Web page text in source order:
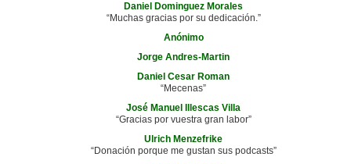
Daniel Dominguez Morales
“Muchas gracias por su dedicación.”
Anónimo
Jorge Andres-Martin
Daniel Cesar Roman
“Mecenas”
José Manuel Illescas Villa
“Gracias por vuestra gran labor”
Ulrich Menzefrike
“Donación porque me gustan sus podcasts”